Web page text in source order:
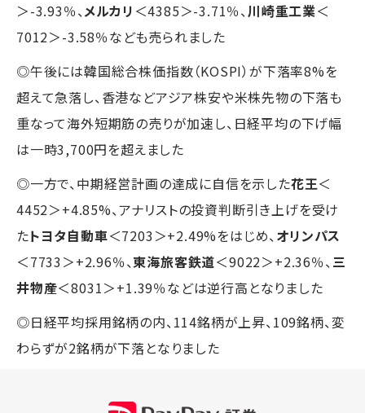
＞-3.93％、メルカリ ＜4385＞-3.71％、川崎重工業＜
7012＞-3.58％なども売られました
◎午後には韓国総合株価指数（KOSPI）が下落率8%を
超えて急落し、香港などアジア株安や米株先物の下落も
重なって海外短期筋の売りが加速し、日経平均の下げ幅
は一時3,700円を超えました
◎一方で、中期経営計画の達成に自信を示した花王＜
4452＞+4.85%、アナリストの投資判断引き上げを受け
たトヨタ自動車＜7203＞+2.49%をはじめ、オリンパス
＜7733＞+2.96％、東海旅客鉄道＜9022＞+2.36％、三
井物産＜8031＞+1.39％などは逆行高となりました
◎日経平均採用銘柄の内、114銘柄が上昇、109銘柄、変
わらずが2銘柄が下落となりました